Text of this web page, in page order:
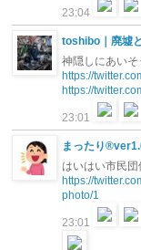
23:04
toshibo｜廃墟
神隠しにあいそ
https://
https://
23:01
まったり
はいはい市民
https://
photo/1
23:01